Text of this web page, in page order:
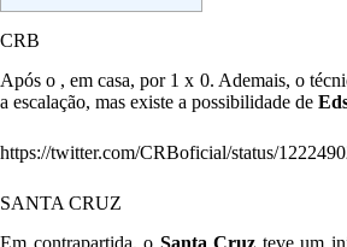
CRB
Após o , em casa, por 1 x 0. Ademais, o
a escalação, mas existe a possibilidade de
https://twitter.com/CRBoficial/status/
SANTA CRUZ
Em contrapartida, o Santa Cruz teve um